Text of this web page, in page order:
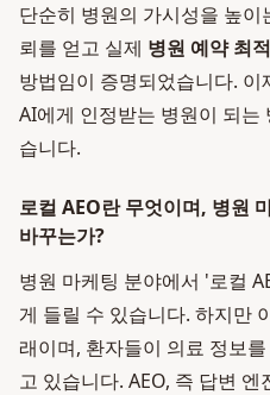
단순히 병원의 가시성을 높
뢰를 얻고 실제 병원 예약 최
방법임이 증명되었습니다.
AI에게 인정받는 병원이 되는
습니다.
로컬 AEO란 무엇이며, 병원
바꾸는가?
병원 마케팅 분야에서 '로컬
게 들릴 수 있습니다. 하지만
래이며, 환자들이 의료 정보
고 있습니다. AEO, 즉 답변